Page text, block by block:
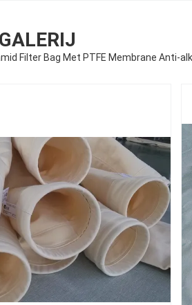
GALERIJ
Filter Bag Met PTFE Membrane Anti-